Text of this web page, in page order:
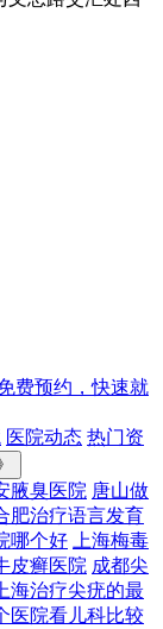
费预约，快速就
医院动态 热门资
腋臭医院 唐山做
肥治疗语言发育
哪个好
上海梅毒
皮癣医院 成都尖
上海治疗尖疣的最
医院看儿科比较